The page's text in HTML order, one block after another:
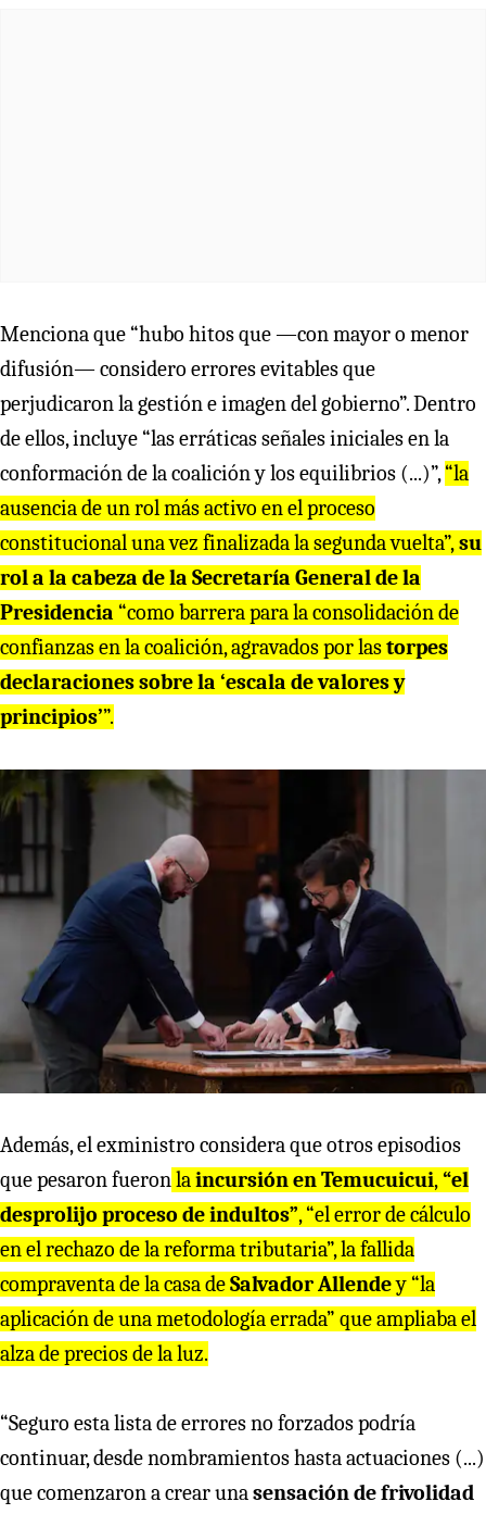
Menciona que “hubo hitos que —con mayor o menor
difusión— considero errores evitables que
perjudicaron la gestión e imagen del gobierno”. Dentro
de ellos, incluye “las erráticas señales iniciales en la
conformación de la coalición y los equilibrios (...)”,“la
ausencia de un rol más activo en el proceso
constitucional una vez finalizada la segunda vuelta”,su
rol a la cabeza de la Secretaría General de la
Presidencia “como barrera para la consolidación de
confianzas en la coalición, agravados por lastorpes
declaraciones sobre la ‘escala de valores y
principios’”.
Además, el exministro considera que otros episodios
que pesaron fueronlaincursión en Temucuicui,“el
desprolijo proceso de indultos”, “el error de cálculo
en el rechazo de la reforma tributaria”, la fallida
compraventa de la casa deSalvador Allendey “la
aplicación de una metodología errada” que ampliaba el
alza de precios de la luz.
“Seguro esta lista de errores no forzados podría
continuar, desde nombramientos hasta actuaciones (...)
que comenzaron a crear unasensación de frivolidad